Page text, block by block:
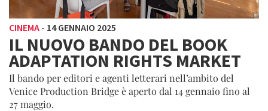
CINEMA - 14 GENNAIO 2025
IL NUOVO BANDO DEL BOOK
ADAPTATION RIGHTS MARKET
Il bando per editori e agenti letterari nell’ambito del
Venice Production Bridge è aperto dal 14 gennaio fino al
27 maggio.